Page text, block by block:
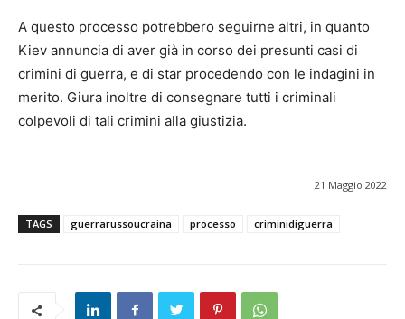
A questo processo potrebbero seguirne altri, in quanto
Kiev annuncia di aver già in corso dei presunti casi di
crimini di guerra, e di star procedendo con le indagini in
merito. Giura inoltre di consegnare tutti i criminali
colpevoli di tali crimini alla giustizia.
21 Maggio 2022
TAGS guerrarussoucraina processo criminidiguerra